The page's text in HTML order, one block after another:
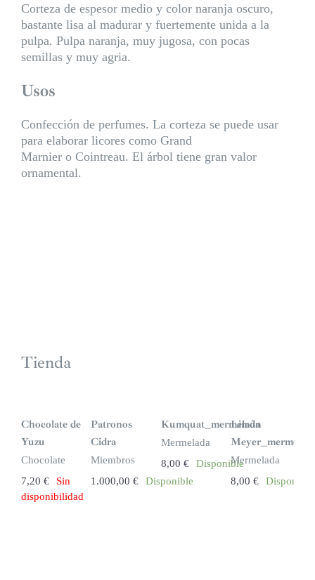
Corteza de espesor medio y color naranja oscuro,
bastante lisa al madurar y fuertemente unida a la
pulpa. Pulpa naranja, muy jugosa, con pocas
semillas y muy agria.
Usos
Confección de perfumes. La corteza se puede usar
para elaborar licores como Grand
Marnier o Cointreau. El árbol tiene gran valor
ornamental.
Tienda
n
s
t
o
c
k
Chocolate de
Yuzu
Chocolate
7,20 €
Sin
disponibilidad
Patronos
Cidra
Miembros
1.000,00€ Disponible
Kumquat_mermelada
Mermelada
8,00 € Disponible
Limón
Mermelada
8,00€ Disponible